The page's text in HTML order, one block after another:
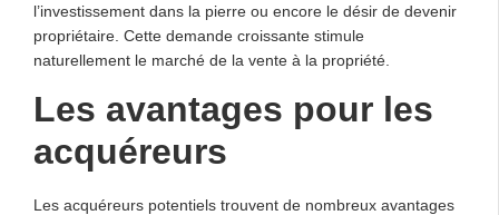
l’investissement dans la pierre ou encore le désir de devenir
propriétaire. Cette demande croissante stimule
naturellement le marché de la vente à la propriété.
Les avantages pour les
acquéreurs
Les acquéreurs potentiels trouvent de nombreux avantages